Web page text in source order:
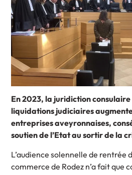
En 2023, la juridiction
liquidations judiciaires
entreprises aveyronnaises,
soutien de l’Etat au sortir de la
L’audience solennelle de rentrée
commerce de Rodez n’a fait que